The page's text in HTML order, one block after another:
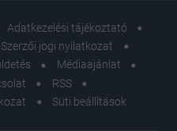
Adatkezelési tájékoztató
Szerzői jogi nyilatkozat
Médiaajánlat
RSS
Süti beállítások